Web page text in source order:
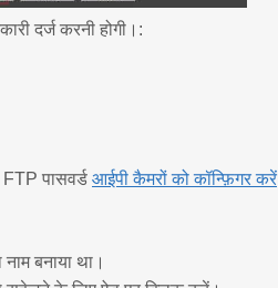
दर्ज करनी होगी।:
पासवर्ड आईपी कैमरों को कॉन्फ़िगर करें
बनाया था।